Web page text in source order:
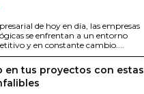
de hoy en día, las empresas
se enfrentan a un entorno
y en constante cambio....
en tus proyectos con estas